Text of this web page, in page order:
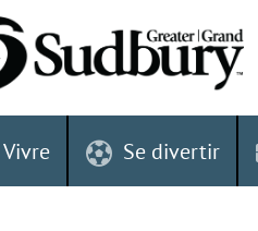
Vivre Se divertir